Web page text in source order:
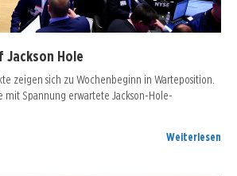
Jackson Hole
zeigen sich zu Wochenbeginn in Warteposition.
mit Spannung erwartete Jackson-Hole-
Weiterlesen